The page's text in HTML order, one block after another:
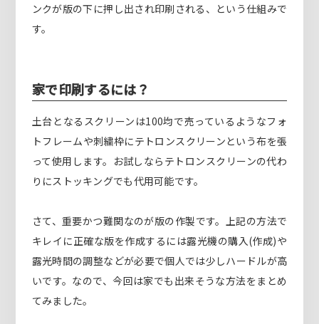
ンクが版の下に押し出され印刷される、という仕組みで
す。
家で印刷するには？
土台となるスクリーンは100均で売っているようなフォ
トフレームや刺繍枠にテトロンスクリーンという布を張
って使用します。お試しならテトロンスクリーンの代わ
りにストッキングでも代用可能です。
さて、重要かつ難関なのが版の作製です。上記の方法で
キレイに正確な版を作成するには露光機の購入(作成)や
露光時間の調整などが必要で個人では少しハードルが高
いです。なので、今回は家でも出来そうな方法をまとめ
てみました。